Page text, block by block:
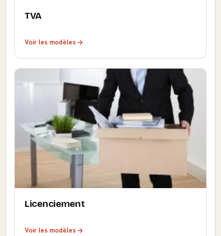
TVA
Voir les modèles
Licenciement
Voir les modèles